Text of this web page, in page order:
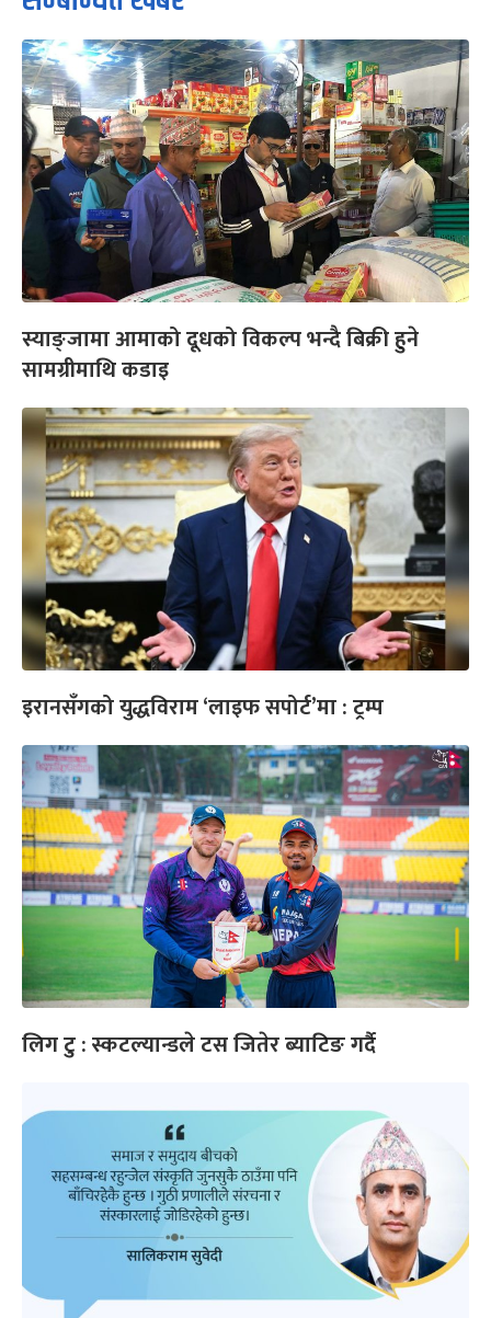
स्याङ्जामा आमाको दूधको विकल्प भन्दै बिक्री हुने
सामग्रीमाथि कडाइ
इरानसँगको युद्धविराम ‘लाइफ सपोर्ट’मा : ट्रम्प
लिग टु : स्कटल्यान्डले टस जितेर ब्याटिङ गर्दै